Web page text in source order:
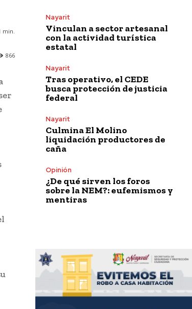
min.
866
Nayarit
Vinculan a sector artesanal
con la actividad turística
estatal
Nayarit
Tras operativo, el CEDE
busca protección de justicia
federal
Nayarit
Culmina El Molino
liquidación productores de
caña
Opinión
¿De qué sirven los foros
sobre la NEM?: eufemismos y
mentiras